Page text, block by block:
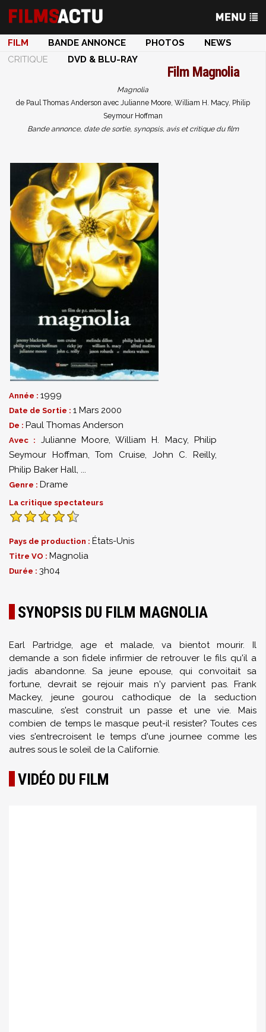
FILM BANDE ANNONCE PHOTOS
NEWS
CRITIQUE
DVD & BLU-RAY
Film Magnolia
Magnolia
de Paul Thomas Anderson avec Julianne Moore, William H. Macy, Philip
Seymour Hoffman
Bande annonce, date de sortie, synopsis, avis et critique du film
Année : 1999
Date de Sortie : 1 Mars 2000
De : Paul Thomas Anderson
Avec : Julianne Moore,William H. Macy,Philip
Seymour Hoffman,Tom Cruise, John C. Reilly,
Philip Baker Hall, ...
Genre : Drame
La critique spectateurs
Pays de production : États-Unis
Titre VO : Magnolia
Durée : 3h04
SYNOPSIS DU FILM MAGNOLIA
Earl Partridge, age et malade, va bientot mourir. Il
demande a son fidele infirmier de retrouver le fils qu'il a
jadis abandonne. Sa jeune epouse, qui convoitait sa
fortune, devrait se rejouir mais n'y parvient pas. Frank
Mackey, jeune gourou cathodique de la seduction
masculine, s'est construit un passe et une vie. Mais
combien de temps le masque peut-il resister? Toutes ces
vies s'entrecroisent le temps d'une journee comme les
autres sous le soleil de la Californie.
VIDÉO DU FILM